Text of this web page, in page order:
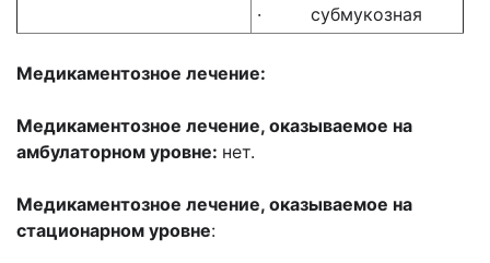
· субмукозная
Медикаментозное лечение:
Медикаментозное лечение, оказываемое на
амбулаторном уровне: нет.
Медикаментозное лечение, оказываемое на
стационарном уровне: